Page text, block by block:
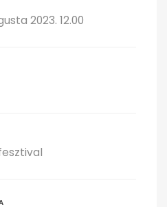
2023. 12.00